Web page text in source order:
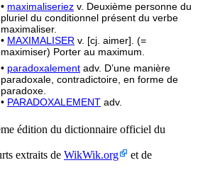
• maximaliseriez v. Deuxième personne du
pluriel du conditionnel présent du verbe
maximaliser.
• MAXIMALISER v. [cj. aimer]. (=
maximiser) Porter au maximum.
• paradoxalement adv. D’une manière
paradoxale, contradictoire, en forme de
paradoxe.
• PARADOXALEMENT adv.
édition du dictionnaire officiel du
extraits de WikWik.org
et de